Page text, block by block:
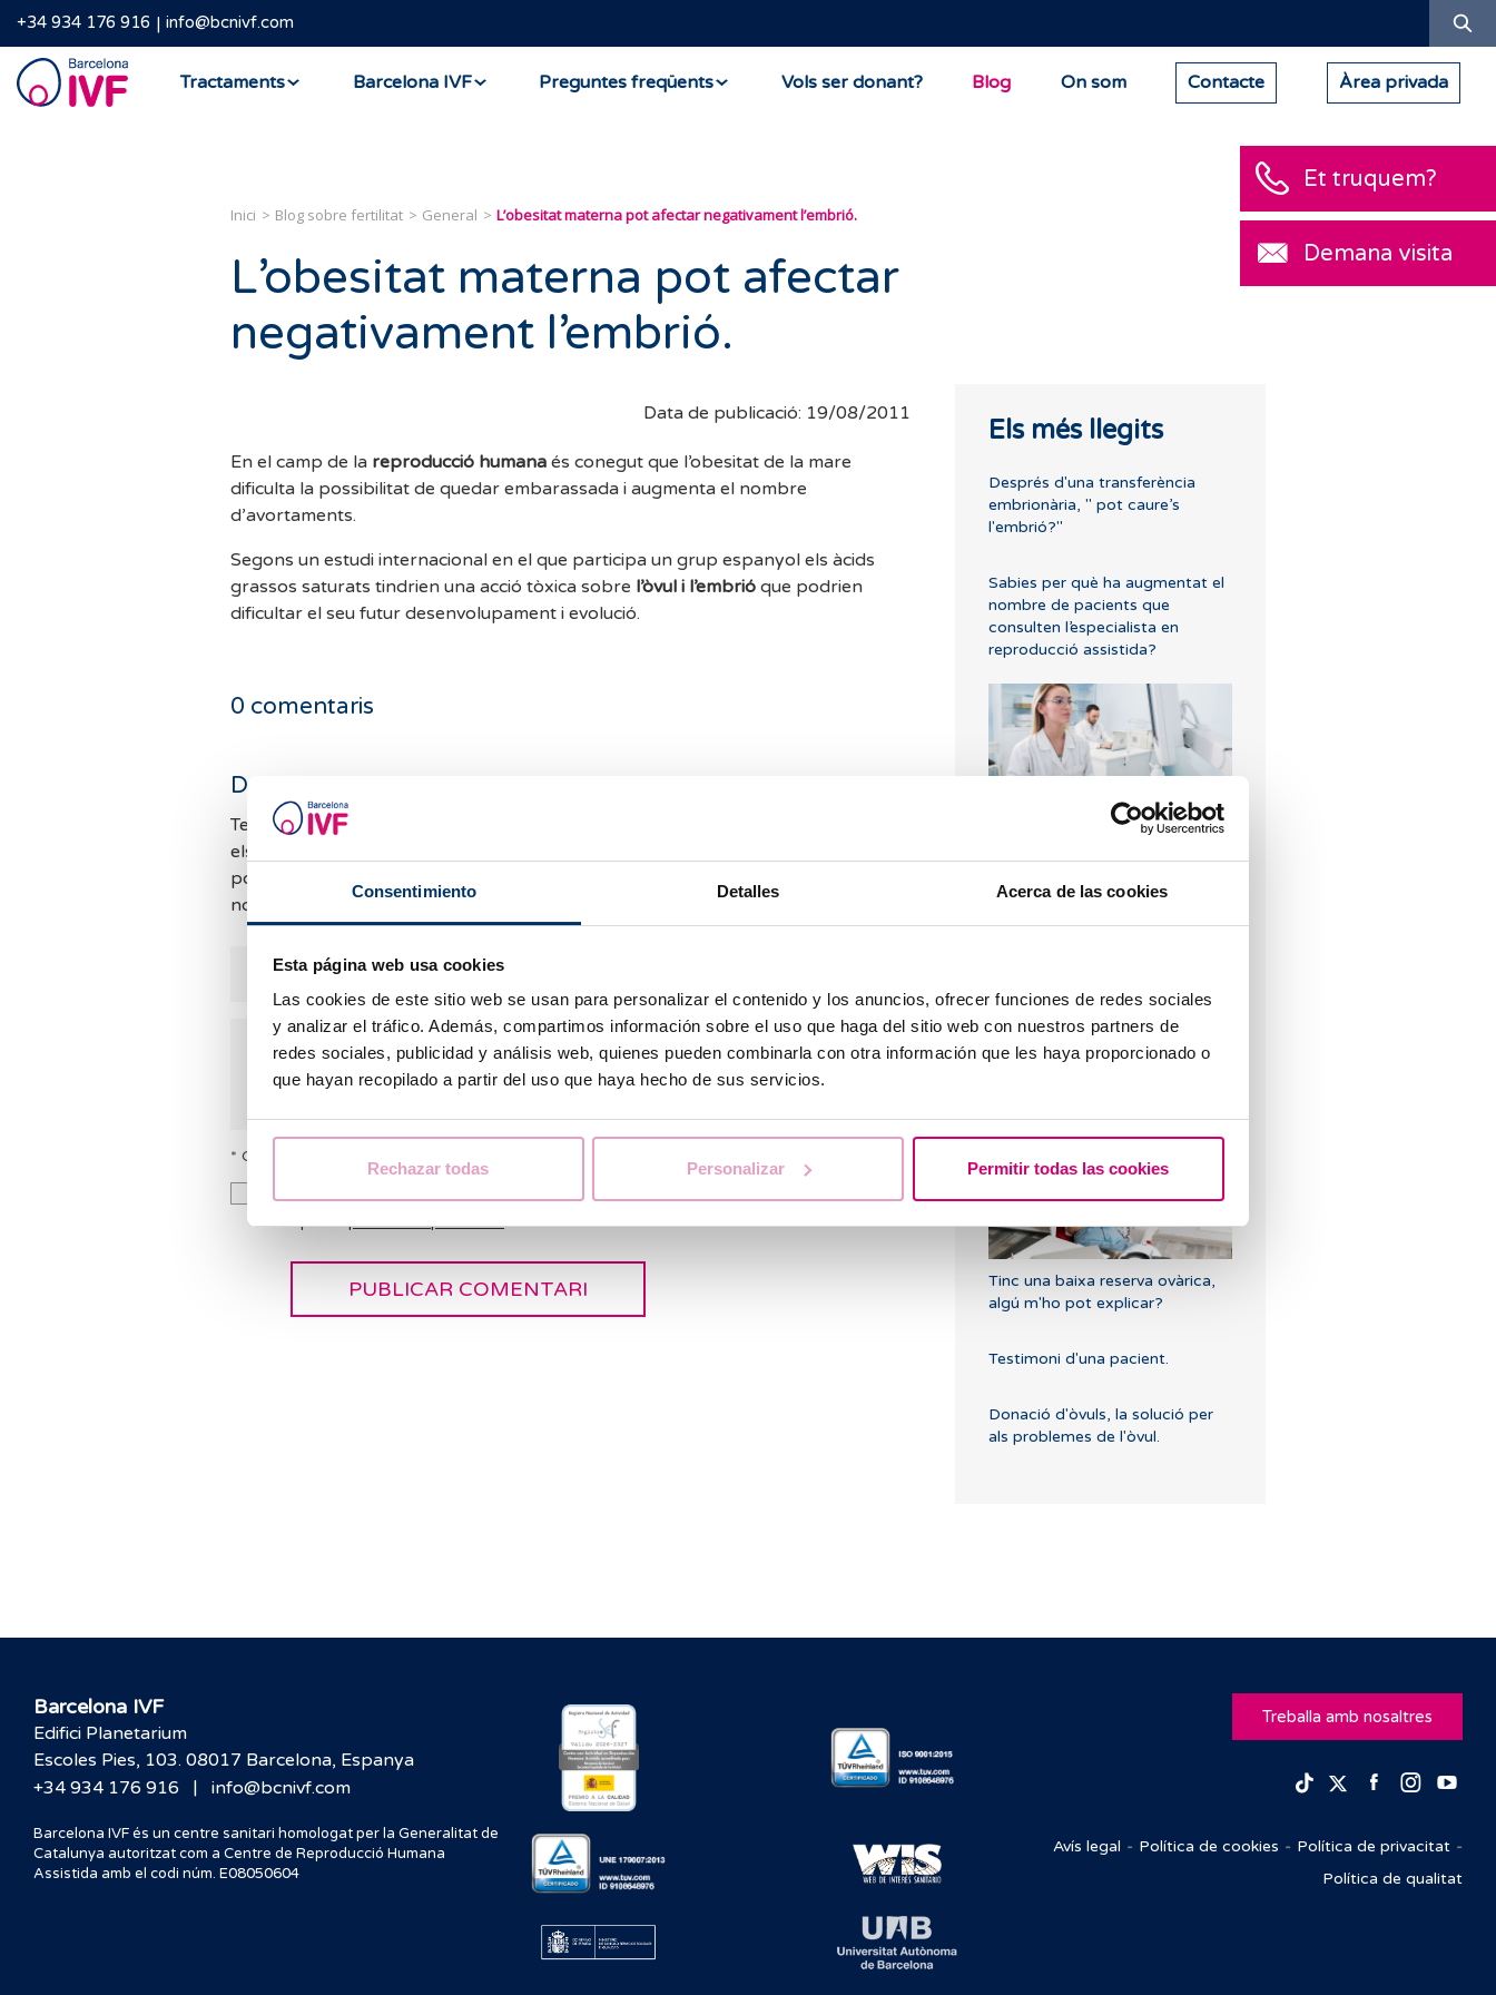
Consentimiento Detalles Acerca de las cookies
Esta página web usa cookies
Las cookies de este sitio web se usan para personalizar el contenido y los anuncios, ofrecer funciones de redes sociales
y analizar el tráfico. Además, compartimos información sobre el uso que haga del sitio web con nuestros partners de
redes sociales, publicidad y análisis web, quienes pueden combinarla con otra información que les haya proporcionado o
que hayan recopilado a partir del uso que haya hecho de sus servicios.
Rechazar todas Personalizar Permitir todas las cookies
+34 934 176 916 info@bcnivf.com
Barcelona
IVF
Tractaments Barcelona IVF Preguntes freqüents Vols ser donant? Blog On som Contacte Àrea privada
Inici Blog sobre fertilitat General L’obesitat materna pot afectar negativament l’embrió.
L’obesitat materna pot afectar
negativament l’embrió.
Data de publicació: 19/08/2011
En el camp de la reproducció humana és conegut que l’obesitat de la mare
dificulta la possibilitat de quedar embarassada i augmenta el nombre
d’avortaments.
Segons un estudi internacional en el que participa un grup espanyol els àcids
grassos saturats tindrien una acció tòxica sobre l’òvul i l’embrió que podrien
dificultar el seu futur desenvolupament i evolució.
0 comentaris
Deixa un comentari
Tenim moltes consultes i no podem respondre tots
els comentaris. Mirarem de respondre així que sigui
possible. Mentrestant, et convidem a consultar les
nostres
* Camps obligatoris
Consenteixo al tractament de les meves dades i
accepto lapolítica de privacitat.
Els més llegits
Després d'una transferència
embrionària, " pot caure’s
l'embrió?"
Sabies per què ha augmentat el
nombre de pacients que
consulten l’especialista en
reproducció assistida?
Funcions de les trompes de
Fal·lopi
Quins són els valors que
Tinc una baixa reserva ovàrica,
algú m'ho pot explicar?
Testimoni d'una pacient.
Donació d'òvuls, la solució per
als problemes de l'òvul.
Et truquem?
Demana visita
Barcelona IVF
Edifici Planetarium
Escoles Pies, 103. 08017 Barcelona, Espanya
+34 934 176 916
| info@bcnivf.com
Barcelona IVF és un centre sanitari homologat per la Generalitat de
Catalunya autoritzat com a Centre de Reproducció Humana
Assistida amb el codi núm. E08050604
Treballa amb nosaltres
TikTokTwitterFacebook
Avís legal Política de cookies
Política de privacitat
Política de qualitat